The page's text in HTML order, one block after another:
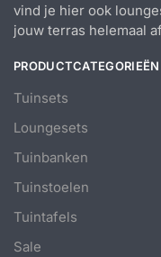
vind je hier ook
jouw terras helemaal
PRODUCTCATEGORIEËN
Tuinsets
Loungesets
Tuinbanken
Tuinstoelen
Tuintafels
Sale